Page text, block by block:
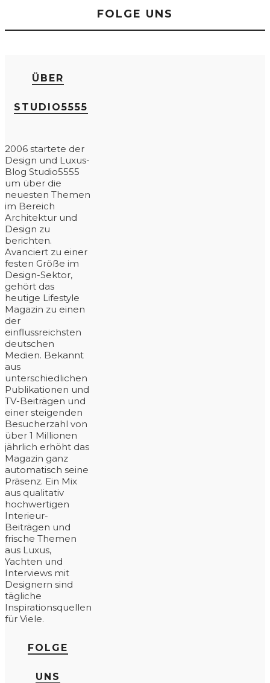
FOLGE UNS
ÜBER
STUDIO5555
2006 startete der
Design und Luxus-
Blog Studio5555
um über die
neuesten Themen
im Bereich
Architektur und
Design zu
berichten.
Avanciert zu einer
festen Größe im
Design-Sektor,
gehört das
heutige Lifestyle
Magazin zu einen
der
einflussreichsten
deutschen
Medien. Bekannt
aus
unterschiedlichen
Publikationen und
TV-Beiträgen und
einer steigenden
Besucherzahl von
über 1 Millionen
jährlich erhöht das
Magazin ganz
automatisch seine
Präsenz. Ein Mix
aus qualitativ
hochwertigen
Interieur-
Beiträgen und
frische Themen
aus Luxus,
Yachten und
Interviews mit
Designern sind
tägliche
Inspirationsquellen
für Viele.
FOLGE
UNS